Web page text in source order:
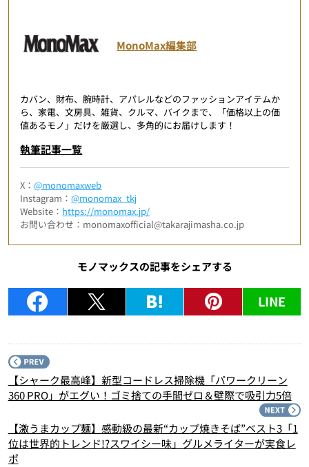
MonoMax編集部
カバン、財布、腕時計、アパレルなどのファッションアイテムか
ら、家電、文房具、雑貨、クルマ、バイクまで、「価格以上の価
値あるモノ」だけを厳選し、多角的にお届けします！
執筆記事一覧
X：@monomaxweb
Instagram：@monomax_tkj
Website： https://monomax.jp/
お問い合わせ：monomaxofficial@takarajimasha.co.jp
モノマックスの記事をシェアする
LINE
【シャーク最高峰】新型コードレス掃除機「パワークリーン
360 PRO」がエグい！ゴミ捨ての手間ゼロ＆壁際で吸引力5倍
【激うまカップ麺】感動級の最新“カップ焼きそば”ベスト3「1
位は世界的トレンド!?スワイシー味」グルメライターが実食レ
ポ